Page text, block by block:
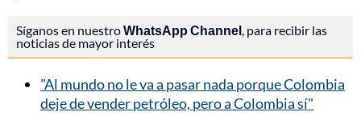
Síganos en nuestroWhatsApp Channel , para recibir las
noticias de mayor interés
"Al mundo no le va a pasar nada porque Colombia
deje de vender petróleo, pero a Colombia sí"